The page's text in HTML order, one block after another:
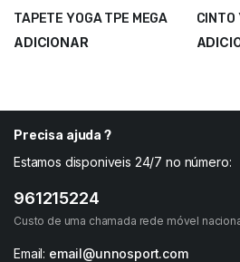
TAPETE YOGA TPE MEGA
ADICIONAR
CINTO
Precisa ajuda ?
Estamos disponiveis 24/7 no número:
961215224
Custo de uma chamada rede móvel
Email: email@unnosport.com